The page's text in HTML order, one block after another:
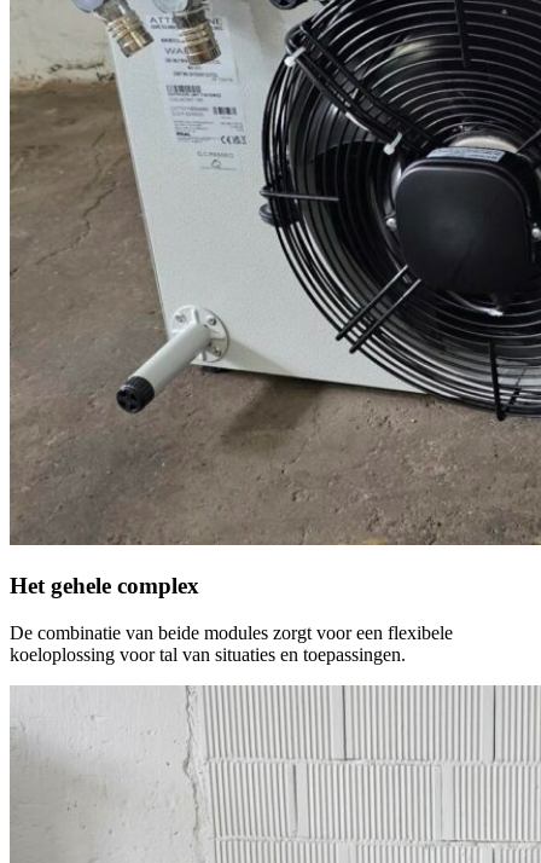
Het gehele complex
De combinatie van beide modules zorgt voor een flexibele
koeloplossing voor tal van situaties en toepassingen.